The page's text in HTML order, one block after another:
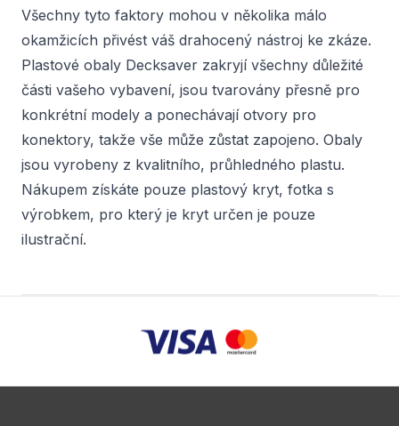
Všechny tyto faktory mohou v několika málo
okamžicích přivést váš drahocený nástroj ke zkáze.
Plastové obaly Decksaver zakryjí všechny důležité
části vašeho vybavení, jsou tvarovány přesně pro
konkrétní modely a ponechávají otvory pro
konektory, takže vše může zůstat zapojeno. Obaly
jsou vyrobeny z kvalitního, průhledného plastu.
Nákupem získáte pouze plastový kryt, fotka s
výrobkem, pro který je kryt určen je pouze
ilustrační.